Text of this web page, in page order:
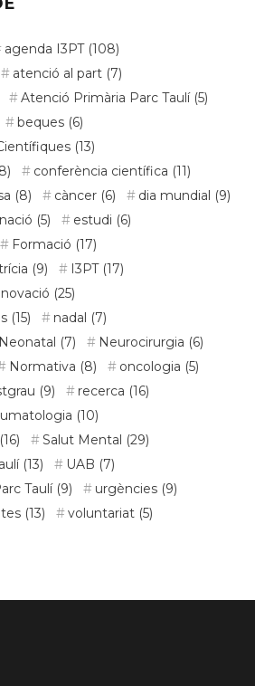
agenda I3PT(108)
atenció al part (7)
Atenció Primària Parc Taulí(5)
beques (6)
(13)
conferència científica (11)
(8) càncer (6) dia mundial (9)
(5) estudi (6)
Formació (17)
(9) I3PT(17)
(25)
(15) nadal (7)
(7) Neurocirurgia (6)
Normativa (8) oncologia (5)
(9) recerca (16)
(10)
(16) Salut Mental (29)
(13) UAB (7)
Taulí(9) urgències (9)
(13) voluntariat (5)